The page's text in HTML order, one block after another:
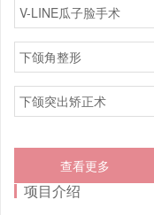
V-LINE瓜子脸手术
下颌角整形
下颌突出矫正术
查看更多
项目介绍